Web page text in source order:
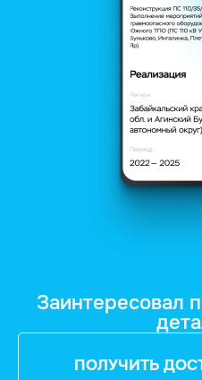
Заинтересовал
ПОЛУЧИТЬ